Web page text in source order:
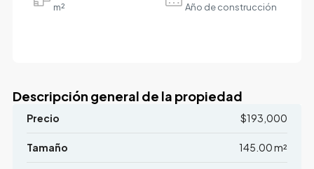
m² Año de construcción
Descripción general de la propiedad
Precio $193,000
Tamaño 145.00 m²